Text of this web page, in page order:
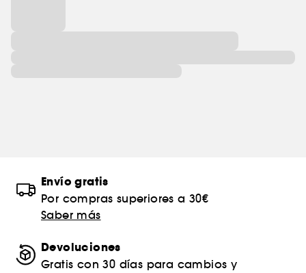
Envío gratis
Por compras superiores a 30€
Saber más
Devoluciones
Gratis con 30 días para cambios y